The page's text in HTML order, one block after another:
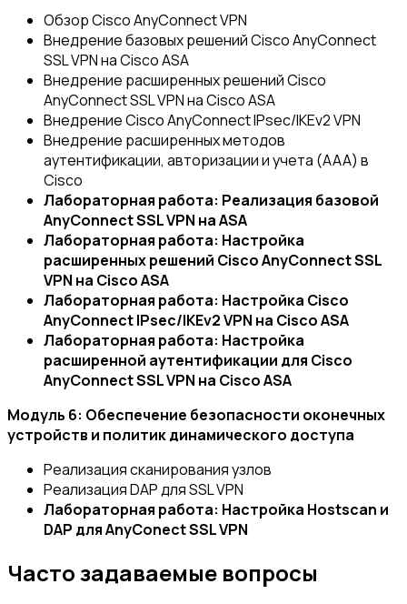
Обзор Cisco AnyConnect VPN
Внедрение базовых решений Cisco AnyConnect
SSL VPN на Cisco ASA
Внедрение расширенных решений Cisco
AnyConnect SSL VPN на Cisco ASA
Внедрение Cisco AnyConnect IPsec/IKEv2 VPN
Внедрение расширенных методов
аутентификации, авторизации и учета (ААА) в
Cisco
Лабораторная работа: Реализация базовой
AnyConnect SSL VPN на ASA
Лабораторная работа: Настройка
расширенных решений Cisco AnyConnect SSL
VPN на Cisco ASA
Лабораторная работа: Настройка Cisco
AnyConnect IPsec/IKEv2 VPN на Cisco ASA
Лабораторная работа: Настройка
расширенной аутентификации для Cisco
AnyConnect SSL VPN на Cisco ASA
Модуль 6: Обеспечение безопасности оконечных
устройств и политик динамического доступа
Реализация сканирования узлов
Реализация DAP для SSL VPN
Лабораторная работа: Настройка Hostscan и
DAP для AnyConect SSL VPN
Часто задаваемые вопросы